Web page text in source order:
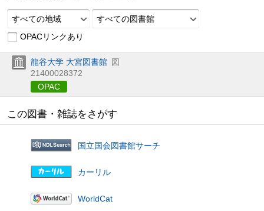
すべての地域
すべての図書館
OPACリンクあり
龍谷大学 大宮図書館 図
21400028372
OPAC
この図書・雑誌をさがす
国立国会図書館サーチ
カーリル
WorldCat